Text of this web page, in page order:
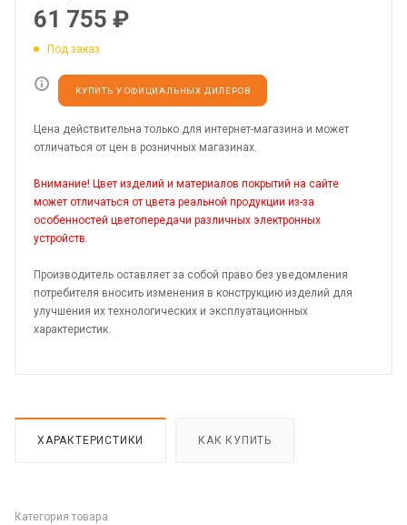
61 755 ₽
Под заказ
КУПИТЬ У ОФИЦИАЛЬНЫХ ДИЛЕРОВ
Цена действительна только для интернет-магазина и может
отличаться от цен в розничных магазинах.
Внимание! Цвет изделий и материалов покрытий на сайте
может отличаться от цвета реальной продукции из-за
особенностей цветопередачи различных электронных
устройств.
Производитель оставляет за собой право без уведомления
потребителя вносить изменения в конструкцию изделий для
улучшения их технологических и эксплуатационных
характеристик.
ХАРАКТЕРИСТИКИ КАК КУПИТЬ
Категория товара